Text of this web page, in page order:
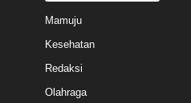
Mamuju
Kesehatan
Redaksi
Olahraga